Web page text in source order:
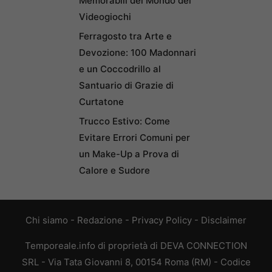
Videogiochi
Ferragosto tra Arte e
Devozione: 100 Madonnari
e un Coccodrillo al
Santuario di Grazie di
Curtatone
Trucco Estivo: Come
Evitare Errori Comuni per
un Make-Up a Prova di
Calore e Sudore
Chi siamo - Redazione - Privacy Policy - Disclaimer
Temporeale.info di proprietà di DEVA CONNECTION
SRL - Via Tata Giovanni 8, 00154 Roma (RM) - Codice